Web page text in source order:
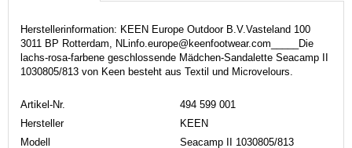
Herstellerinformation: KEEN Europe Outdoor B.V.Vasteland 100
3011 BP Rotterdam, NLinfo.europe@keenfootwear.com_____Die
lachs-rosa-farbene geschlossende Mädchen-Sandalette Seacamp II
1030805/813 von Keen besteht aus Textil und Microvelours.
Artikel-Nr.
494 599 001
Hersteller
KEEN
Modell
Seacamp II 1030805/813